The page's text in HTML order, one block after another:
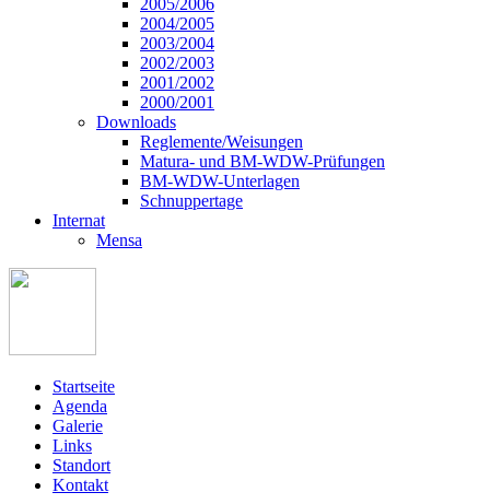
2005/2006
2004/2005
2003/2004
2002/2003
2001/2002
2000/2001
Downloads
Reglemente/Weisungen
Matura- und BM-WDW-Prüfungen
BM-WDW-Unterlagen
Schnuppertage
Internat
Mensa
Startseite
Agenda
Galerie
Links
Standort
Kontakt